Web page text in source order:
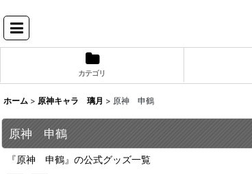
カテゴリ
ホーム > 原神キャラ 璃月 > 原神 申鶴
原神 申鶴
『原神 申鶴』の公式グッズ一覧